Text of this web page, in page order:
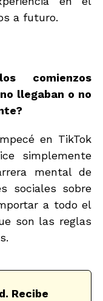
a futuro.
comienzos
llegaban o no
en TikTok
simplemente
mental de
sociales sobre
a todo el
son las reglas
Recibe